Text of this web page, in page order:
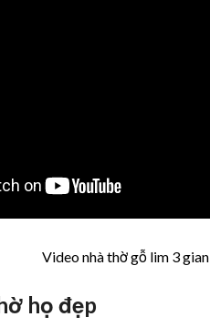
Video nhà thờ gỗ lim 3 gian
họ đẹp